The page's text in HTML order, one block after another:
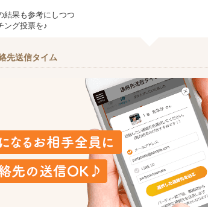
結果も参考にしつつ
ング投票を♪
先送信タイム